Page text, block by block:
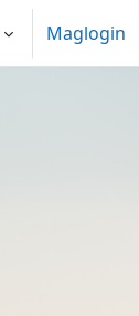
Maglogin